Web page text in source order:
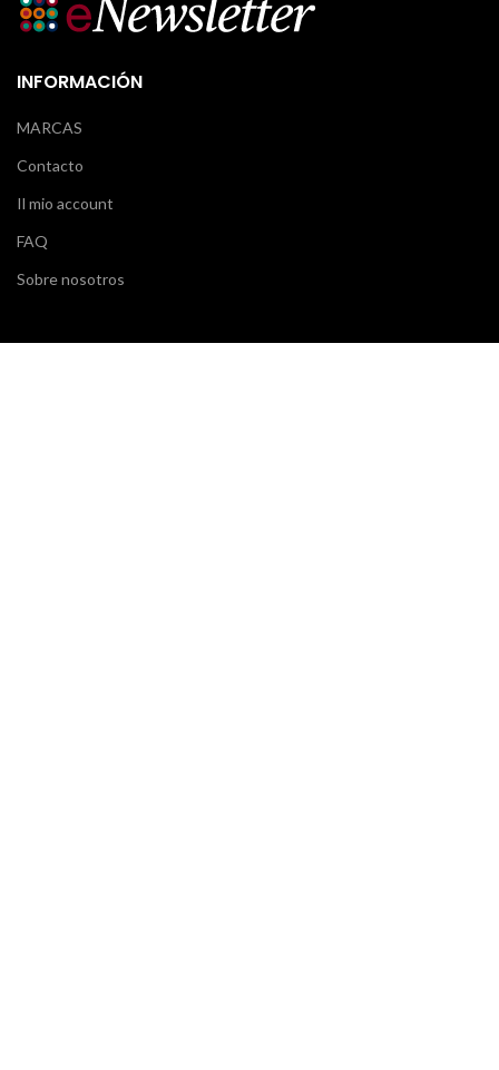
INFORMACIÓN
MARCAS
Contacto
Il mio account
FAQ
Sobre nosotros